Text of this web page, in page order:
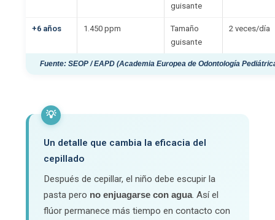
guisante
+6 años 1.450 ppm
Tamaño
guisante
2 veces/día
Fuente: SEOP / EAPD (Academia Europea de Odontología
💡
Un detalle que cambia la eficacia del
cepillado
Después de cepillar, el niño debe escupir la
pasta pero no enjuagarse con agua. Así el
flúor permanece más tiempo en contacto con